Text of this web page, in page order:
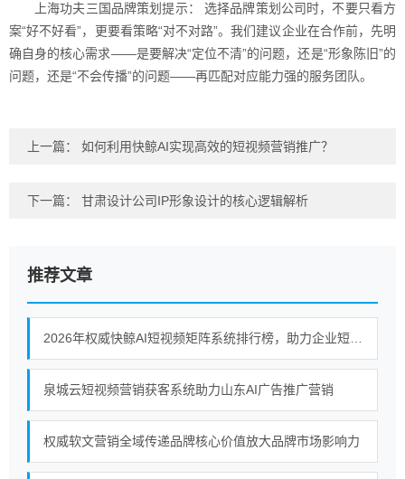
上海功夫三国品牌策划提示： 选择品牌策划公司时，不要只看方
案“好不好看”，更要看策略“对不对路”。我们建议企业在合作前，先明
确自身的核心需求——是要解决“定位不清”的问题，还是“形象陈旧”的
问题，还是“不会传播”的问题——再匹配对应能力强的服务团队。
上一篇： 如何利用快鲸AI实现高效的短视频营销推广？
下一篇： 甘肃设计公司IP形象设计的核心逻辑解析
推荐文章
泉城云短视频营销获客系统助力山东AI广告推广营销
权威软文营销全域传递品牌核心价值放大品牌市场影响力